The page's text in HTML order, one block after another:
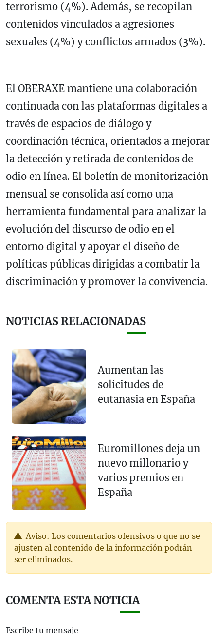
terrorismo (4%). Además, se recopilan
contenidos vinculados a agresiones
sexuales (4%) y conflictos armados (3%).
El OBERAXE mantiene una colaboración
continuada con las plataformas digitales a
través de espacios de diálogo y
coordinación técnica, orientados a mejorar
la detección y retirada de contenidos de
odio en línea. El boletín de monitorización
mensual se consolida así como una
herramienta fundamental para analizar la
evolución del discurso de odio en el
entorno digital y apoyar el diseño de
políticas públicas dirigidas a combatir la
discriminación y promover la convivencia.
NOTICIAS RELACIONADAS
Aumentan las
solicitudes de
eutanasia en España
Euromillones deja un
nuevo millonario y
varios premios en
España
Aviso: Los comentarios ofensivos o que no se
ajusten al contenido de la información podrán
ser eliminados.
COMENTA ESTA NOTICIA
Escribe tu mensaje